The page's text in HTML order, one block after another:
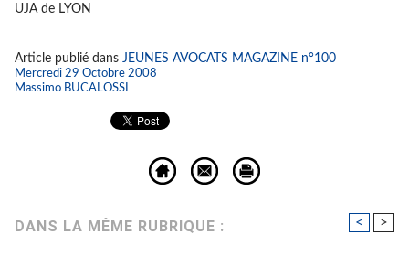
UJA de LYON
Article publié dans JEUNES AVOCATS MAGAZINE n°100
Mercredi 29 Octobre 2008
Massimo BUCALOSSI
DANS LA MÊME RUBRIQUE : < >